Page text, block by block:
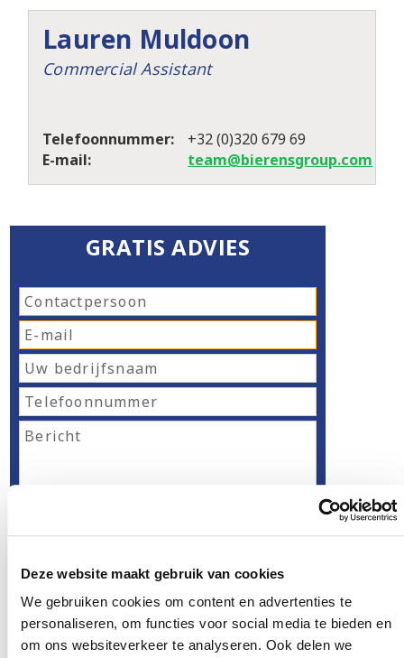
Deze website maakt gebruik van cookies
We gebruiken cookies om content en advertenties te
personaliseren, om functies voor social media te bieden en
om ons websiteverkeer te analyseren. Ook delen we
Lauren Muldoon
Commercial Assistant
Telefoonnummer:
+32 (0)320 679 69
E-mail:
team@bierensgroup.com
GRATIS ADVIES
Ja, ik ga akkoord met dePrivacyverklaring
Verstuur mijn bericht
E-mail